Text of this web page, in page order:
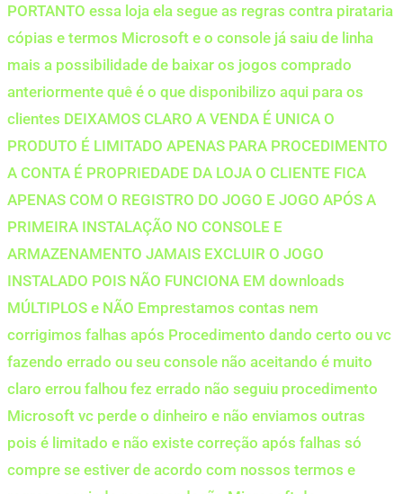
PORTANTO essa loja ela segue as regras contra pirataria
cópias e termos Microsoft e o console já saiu de linha
mais a possibilidade de baixar os jogos comprado
anteriormente quê é o que disponibilizo aqui para os
clientes DEIXAMOS CLARO A VENDA É UNICA O
PRODUTO É LIMITADO APENAS PARA PROCEDIMENTO
A CONTA É PROPRIEDADE DA LOJA O CLIENTE FICA
APENAS COM O REGISTRO DO JOGO E JOGO APÓS A
PRIMEIRA INSTALAÇÃO NO CONSOLE E
ARMAZENAMENTO JAMAIS EXCLUIR O JOGO
INSTALADO POIS NÃO FUNCIONA EM downloads
MÚLTIPLOS e NÃO Emprestamos contas nem
corrigimos falhas após Procedimento dando certo ou vc
fazendo errado ou seu console não aceitando é muito
claro errou falhou fez errado não seguiu procedimento
Microsoft vc perde o dinheiro e não enviamos outras
pois é limitado e não existe correção após falhas só
compre se estiver de acordo com nossos termos e